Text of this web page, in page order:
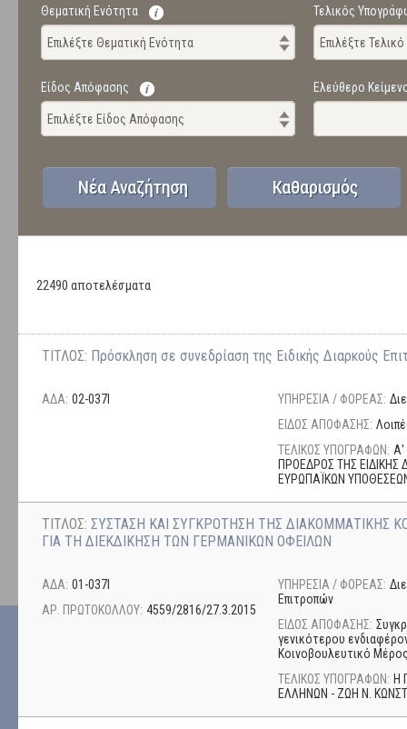
Θεματική Ενότητα
Επιλέξτε Θεματική Ενότητα
Τελικός
Επιλέξτε
Είδος Απόφασης
Επιλέξτε Είδος Απόφασης
Ελεύθερο
22490 αποτελέσματα
ΤΙΤΛΟΣ: Πρόσκληση σε συνεδρίαση της Ειδικής Διαρκούς
ΑΔΑ: 02-037Ι ΥΠΗΡΕΣΙΑ / ΦΟΡΕΑΣ:
ΕΙΔΟΣ ΑΠΟΦΑΣΗΣ:
ΤΕΛΙΚΟΣ ΥΠΟΓΡΑΦΩΝ: Α'
ΠΡΟΕΔΡΟΣ ΤΗΣ ΕΙΔΙΚΗΣ
ΕΥΡΩΠΑΪΚΩΝ
ΤΙΤΛΟΣ: ΣΥΣΤΑΣΗ ΚΑΙ ΣΥΓΚΡΟΤΗΣΗ ΤΗΣ ΔΙΑΚΟΜΜΑΤΙΚΗΣ
ΓΙΑ ΤΗ ΔΙΕΚΔΙΚΗΣΗ ΤΩΝ ΓΕΡΜΑΝΙΚΩΝ ΟΦΕΙΛΩΝ
ΑΔΑ: 01-037Ι
ΑΡ. ΠΡΩΤΟΚΟΛΛΟΥ: 4559/2816/27.3.2015
ΥΠΗΡΕΣΙΑ / ΦΟΡΕΑΣ:
Επιτροπών
ΕΙΔΟΣ ΑΠΟΦΑΣΗΣ:
γενικότερου
Κοινοβουλευτικό
ΤΕΛΙΚΟΣ ΥΠΟΓΡΑΦΩΝ: Η
ΕΛΛΗΝΩΝ - ΖΩΗ Ν.